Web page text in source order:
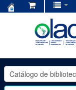
OLADE
-